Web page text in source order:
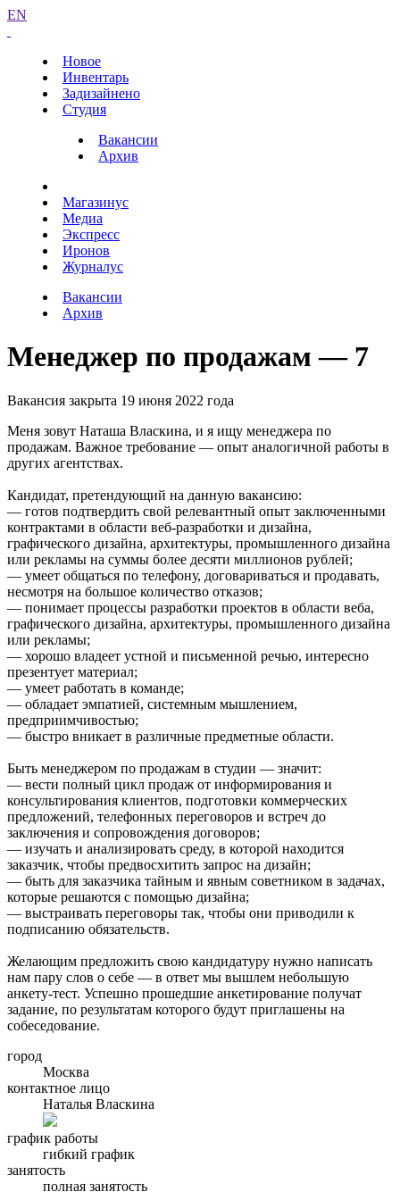
EN
Новое
Инвентарь
Задизайнено
Студия
Вакансии
Архив
Магазинус
Медиа
Экспресс
Иронов
Журналус
Вакансии
Архив
Менеджер по продажам — 7
Вакансия закрыта 19 июня 2022 года
Меня зовут Наташа Власкина, и я ищу менеджера по
продажам. Важное требование — опыт аналогичной работы в
других агентствах.
Кандидат, претендующий на данную вакансию:
— готов подтвердить свой релевантный опыт заключенными
контрактами в области веб-разработки и дизайна,
графического дизайна, архитектуры, промышленного дизайна
или рекламы на суммы более десяти миллионов рублей;
— умеет общаться по телефону, договариваться и продавать,
несмотря на большое количество отказов;
— понимает процессы разработки проектов в области веба,
графического дизайна, архитектуры, промышленного дизайна
или рекламы;
— хорошо владеет устной и письменной речью, интересно
презентует материал;
— умеет работать в команде;
— обладает эмпатией, системным мышлением,
предприимчивостью;
— быстро вникает в различные предметные области.
Быть менеджером по продажам в студии — значит:
— вести полный цикл продаж от информирования и
консультирования клиентов, подготовки коммерческих
предложений, телефонных переговоров и встреч до
заключения и сопровождения договоров;
— изучать и анализировать среду, в которой находится
заказчик, чтобы предвосхитить запрос на дизайн;
— быть для заказчика тайным и явным советником в задачах,
которые решаются с помощью дизайна;
— выстраивать переговоры так, чтобы они приводили к
подписанию обязательств.
Желающим предложить свою кандидатуру нужно написать
нам пару слов о себе — в ответ мы вышлем небольшую
анкету-тест. Успешно прошедшие анкетирование получат
задание, по результатам которого будут приглашены на
собеседование.
город
Москва
контактное лицо
Наталья Власкина
график работы
гибкий график
занятость
полная занятость